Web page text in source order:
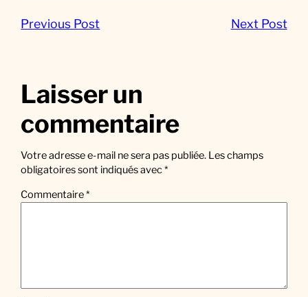
Previous Post Next Post
Laisser un
commentaire
Votre adresse e-mail ne sera pas publiée. Les champs
obligatoires sont indiqués avec*
Commentaire*